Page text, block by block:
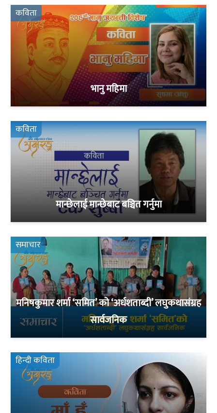
कविता
भानु महिमा
कविता
मान्छेलाई मान्छेबाट बञ्चित गर्नुमा
समाचार
मनिषकुमार शर्मा ‘समित’ को ‘अर्धशताब्दी’ लघुकथासंग्रह
सार्वजनिक
हिन्दी कविता